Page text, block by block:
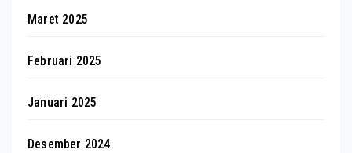
Maret 2025
Februari 2025
Januari 2025
Desember 2024